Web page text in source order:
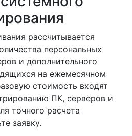
рассчитывается
персональных
и дополнительного
на ежемесячном
стоимость входят
ПК, серверов и
точного расчета
заявку.